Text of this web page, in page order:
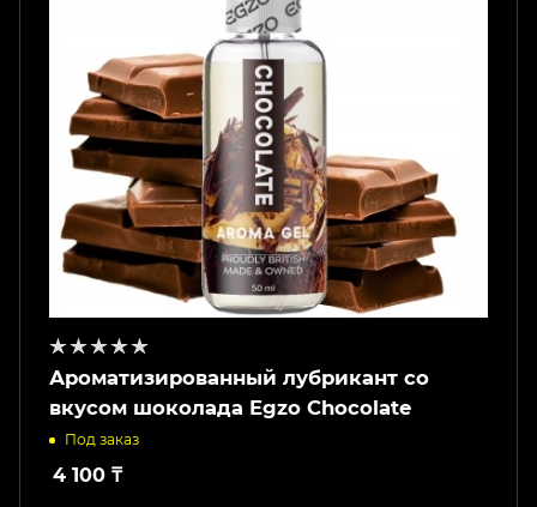
Ароматизированный лубрикант со
вкусом шоколада Egzo Chocolate
Под заказ
4 100 ₸